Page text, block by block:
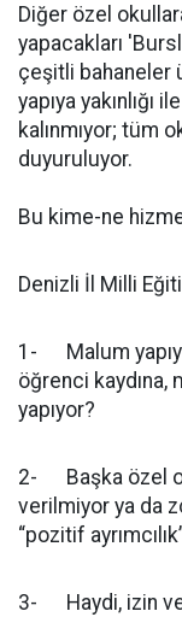
Diğer özel
yapacakları
çeşitli bahaneler
yapıya yakınlığı
kalınmıyor; tüm
duyuruluyor.
Bu kime-ne
Denizli İl Milli
1- Malum
öğrenci kaydına,
yapıyor?
2- Başka özel
verilmiyor ya da
“pozitif
3- Haydi, izin